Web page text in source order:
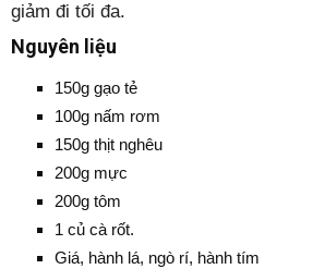
giảm đi tối đa.
Nguyên liệu
150g gạo tẻ
100g nấm rơm
150g thịt nghêu
200g mực
200g tôm
1 củ cà rốt.
Giá, hành lá, ngò rí, hành tím